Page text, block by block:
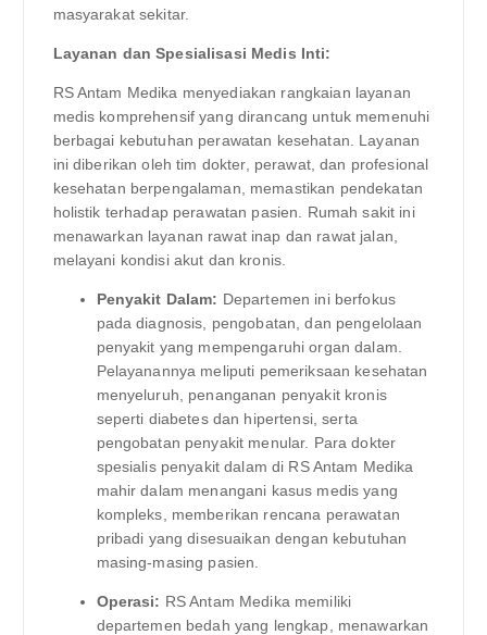
masyarakat sekitar.
Layanan dan Spesialisasi Medis Inti:
RS Antam Medika menyediakan rangkaian layanan
medis komprehensif yang dirancang untuk memenuhi
berbagai kebutuhan perawatan kesehatan. Layanan
ini diberikan oleh tim dokter, perawat, dan profesional
kesehatan berpengalaman, memastikan pendekatan
holistik terhadap perawatan pasien. Rumah sakit ini
menawarkan layanan rawat inap dan rawat jalan,
melayani kondisi akut dan kronis.
Penyakit Dalam: Departemen ini berfokus
pada diagnosis, pengobatan, dan pengelolaan
penyakit yang mempengaruhi organ dalam.
Pelayanannya meliputi pemeriksaan kesehatan
menyeluruh, penanganan penyakit kronis
seperti diabetes dan hipertensi, serta
pengobatan penyakit menular. Para dokter
spesialis penyakit dalam di RS Antam Medika
mahir dalam menangani kasus medis yang
kompleks, memberikan rencana perawatan
pribadi yang disesuaikan dengan kebutuhan
masing-masing pasien.
Operasi: RS Antam Medika memiliki
departemen bedah yang lengkap, menawarkan